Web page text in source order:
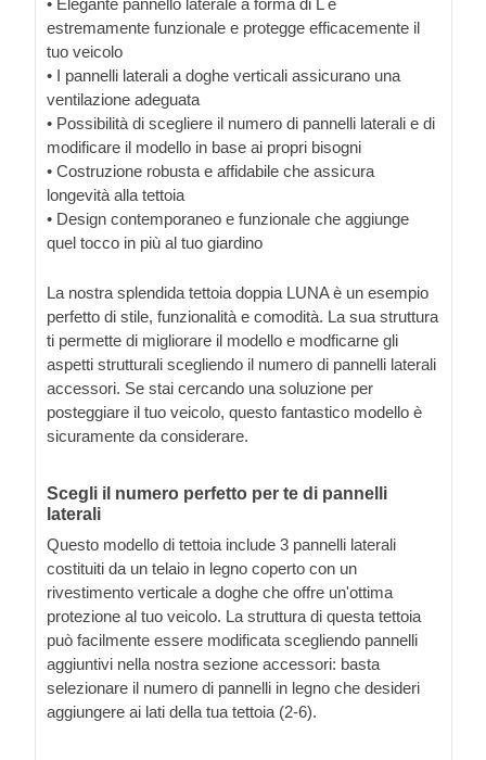
estremamente funzionale e protegge efficacemente il
tuo veicolo
• I pannelli laterali a doghe verticali assicurano una
ventilazione adeguata
• Possibilità di scegliere il numero di pannelli laterali e di
modificare il modello in base ai propri bisogni
• Costruzione robusta e affidabile che assicura
longevità alla tettoia
• Design contemporaneo e funzionale che aggiunge
quel tocco in più al tuo giardino
La nostra splendida tettoia doppia LUNA è un esempio
perfetto di stile, funzionalità e comodità. La sua struttura
ti permette di migliorare il modello e modficarne gli
aspetti strutturali scegliendo il numero di pannelli laterali
accessori. Se stai cercando una soluzione per
posteggiare il tuo veicolo, questo fantastico modello è
sicuramente da considerare.
Scegli il numero perfetto per te di pannelli
laterali
Questo modello di tettoia include 3 pannelli laterali
costituiti da un telaio in legno coperto con un
rivestimento verticale a doghe che offre un'ottima
protezione al tuo veicolo. La struttura di questa tettoia
può facilmente essere modificata scegliendo pannelli
aggiuntivi nella nostra sezione accessori: basta
selezionare il numero di pannelli in legno che desideri
aggiungere ai lati della tua tettoia (2-6).